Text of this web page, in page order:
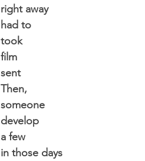
right away
had to
took
film
sent
Then,
someone
develop
a few
in those days